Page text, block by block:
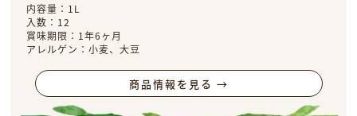
内容量：1L
入数：12
賞味期限：1年6ヶ月
アレルゲン：小麦、大豆
商品情報を見る →